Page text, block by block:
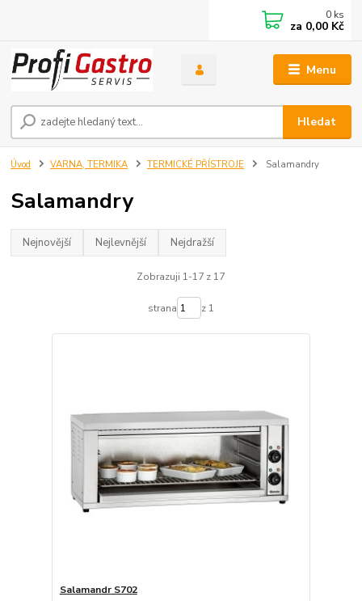
Menu
Hledat
0 ks
za 0,00 Kč
Úvod VARNA, TERMIKA TERMICKÉ PŘÍSTROJE Salamandry
Salamandry
Nejnovější Nejlevnější Nejdražší
Zobrazuji 1-17 z 17
strana z 1
Salamandr S702